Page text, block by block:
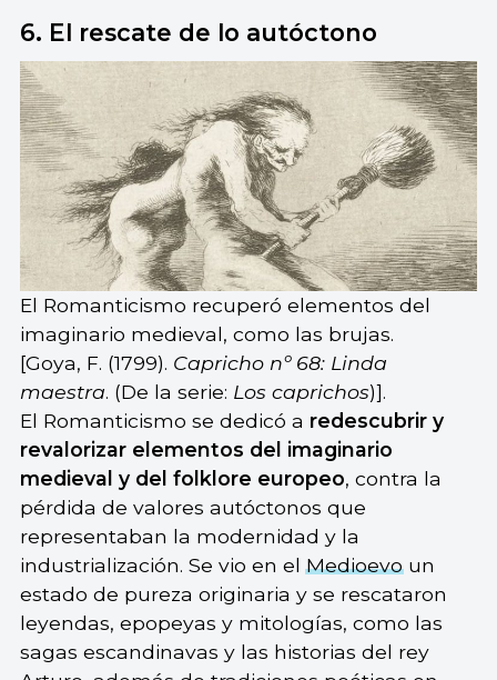
6. El rescate de lo autóctono
El Romanticismo recuperó elementos del
imaginario medieval, como las brujas.
[Goya, F. (1799). Capricho nº 68: Linda
maestra. (De la serie: Los caprichos)].
El Romanticismo se dedicó a redescubrir y
revalorizar elementos del imaginario
medieval y del folklore europeo, contra la
pérdida de valores autóctonos que
representaban la modernidad y la
industrialización. Se vio en elMedioevoun
estado de pureza originaria y se rescataron
leyendas, epopeyas y mitologías, como las
sagas escandinavas y las historias del rey